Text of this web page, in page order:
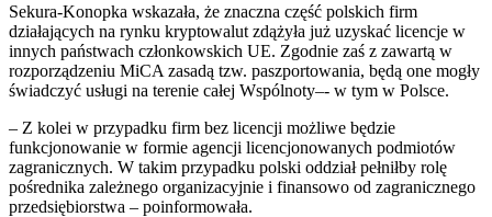
Sekura-Konopka wskazała, że znaczna część polskich firm
działających na rynku kryptowalut zdążyła już uzyskać licencje w
innych państwach członkowskich UE. Zgodnie zaś z zawartą w
rozporządzeniu MiCA zasadą tzw. paszportowania, będą one mogły
świadczyć usługi na terenie całej Wspólnoty–- w tym w Polsce.
– Z kolei w przypadku firm bez licencji możliwe będzie
funkcjonowanie w formie agencji licencjonowanych podmiotów
zagranicznych. W takim przypadku polski oddział pełniłby rolę
pośrednika zależnego organizacyjnie i finansowo od zagranicznego
przedsiębiorstwa – poinformowała.